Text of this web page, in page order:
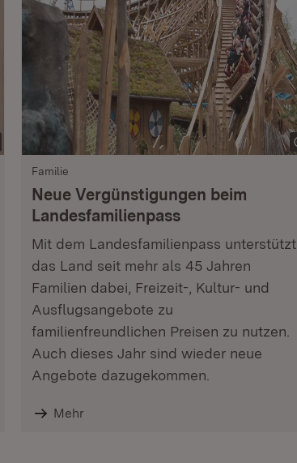
Familie
Neue Vergünstigungen beim
Landesfamilienpass
Mit dem Landesfamilienpass unterstützt
das Land seit mehr als 45 Jahren
Familien dabei, Freizeit-, Kultur- und
Ausflugsangebote zu
familienfreundlichen Preisen zu nutzen.
Auch dieses Jahr sind wieder neue
Angebote dazugekommen.
Mehr